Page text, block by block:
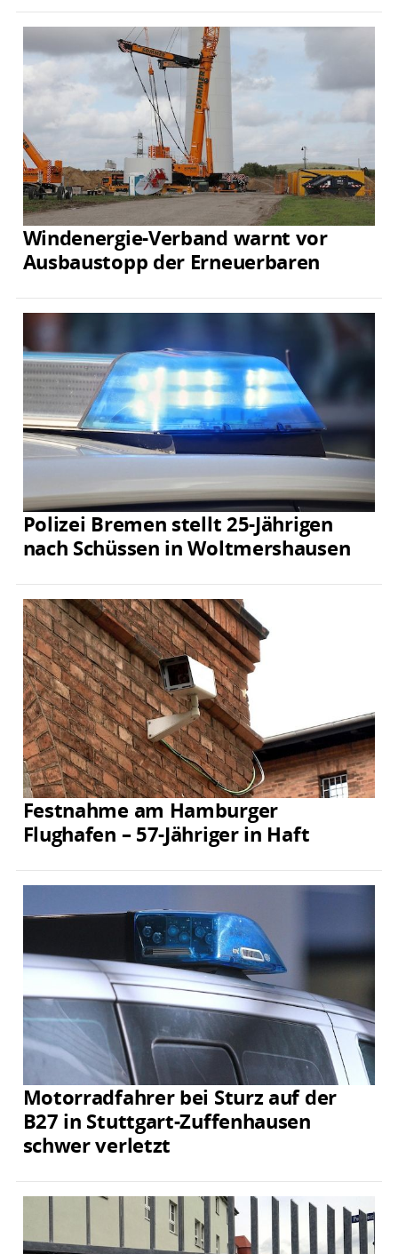
Windenergie-Verband warnt vor
Ausbaustopp der Erneuerbaren
Polizei Bremen stellt 25-Jährigen
nach Schüssen in Woltmershausen
Festnahme am Hamburger
Flughafen – 57-Jähriger in Haft
Motorradfahrer bei Sturz auf der
B27 in Stuttgart-Zuffenhausen
schwer verletzt